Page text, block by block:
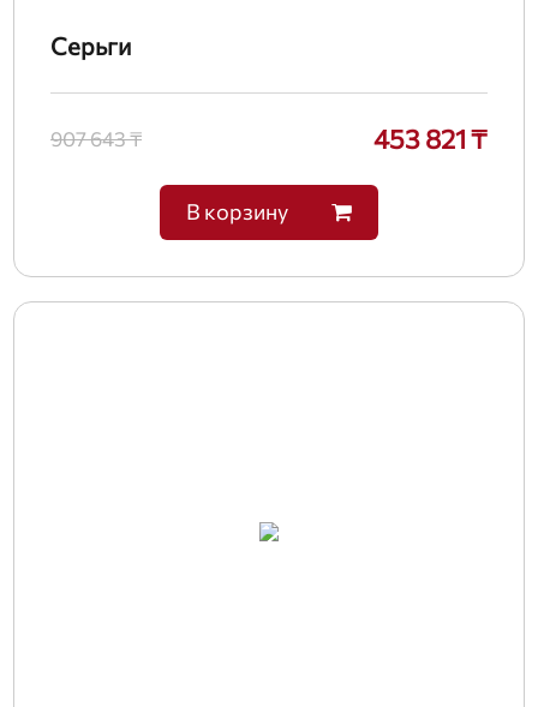
Серьги
907 643 ₸ 453 821 ₸
В корзину